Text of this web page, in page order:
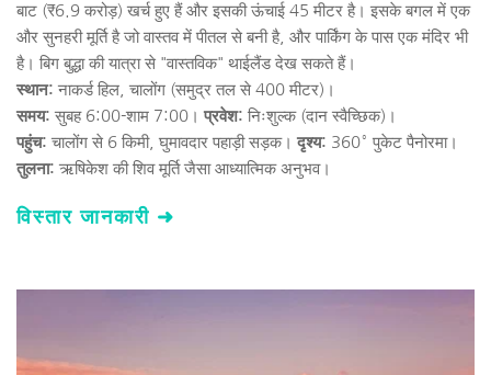
बाट (₹6.9 करोड़) खर्च हुए हैं और इसकी ऊंचाई 45 मीटर है। इसके बगल में एक
और सुनहरी मूर्ति है जो वास्तव में पीतल से बनी है, और पार्किंग के पास एक मंदिर भी
है। बिग बुद्धा की यात्रा से "वास्तविक" थाईलैंड देख सकते हैं।
स्थान: नाकर्ड हिल, चालोंग (समुद्र तल से 400 मीटर)।
समय: सुबह 6:00-शाम 7:00। प्रवेश: निःशुल्क (दान स्वैच्छिक)।
पहुंच: चालोंग से 6 किमी, घुमावदार पहाड़ी सड़क। दृश्य: 360° पुकेट पैनोरमा।
तुलना: ऋषिकेश की शिव मूर्ति जैसा आध्यात्मिक अनुभव।
विस्तार जानकारी ➜